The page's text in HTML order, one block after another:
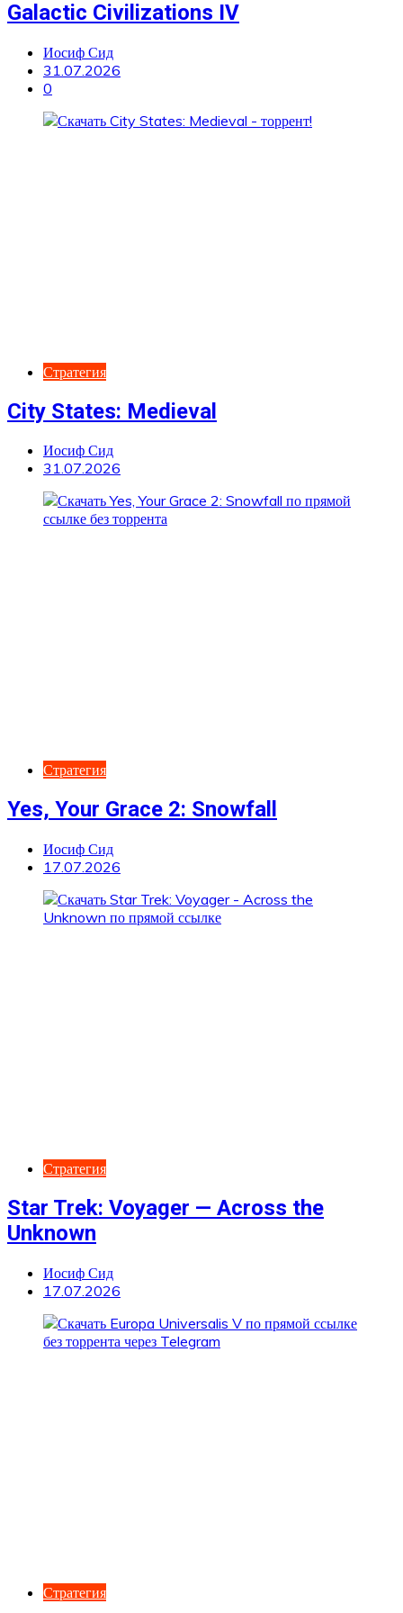
Galactic Civilizations IV
Иосиф Сид
31.07.2026
0
Стратегия
City States: Medieval
Иосиф Сид
31.07.2026
Стратегия
Yes, Your Grace 2: Snowfall
Иосиф Сид
17.07.2026
Стратегия
Star Trek: Voyager — Across the
Unknown
Иосиф Сид
17.07.2026
Стратегия